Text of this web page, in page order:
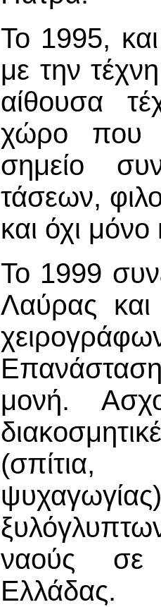
Το 1995, και
με την
αίθουσα
χώρο που
σημείο
τάσεων,
και όχι
Το 1999
Λαύρας
μονή.
(σπίτια,
ναούς σε
Ελλάδας.